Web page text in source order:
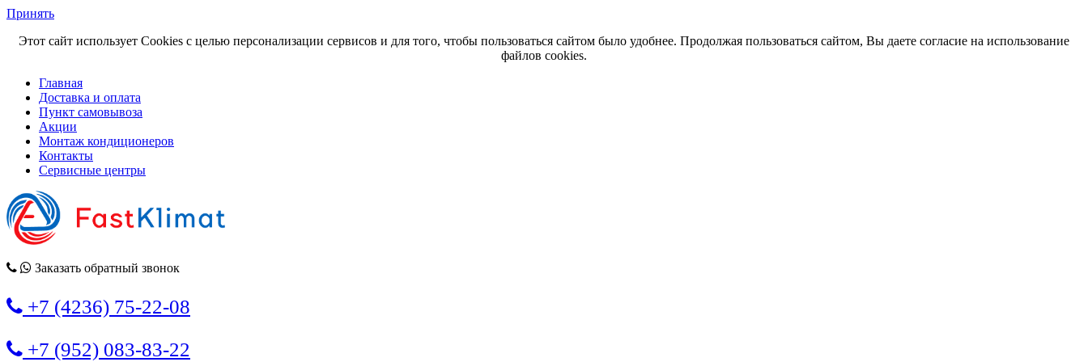
Принять
Этот сайт использует Cookies с целью персонализации сервисов и для того, чтобы пользоваться сайтом было удобнее. Продолжая пользоваться сайтом, Вы даете согласие на использование
файлов cookies.
Главная
Доставка и оплата
Пункт самовывоза
Акции
Монтаж кондиционеров
Контакты
Сервисные центры
Заказать обратный звонок
+7 (4236) 75-22-08
+7 (952) 083-83-22